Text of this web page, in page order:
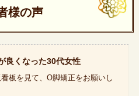
様の声
良くなった30代女性
板を見て、O脚矯正をお願いし